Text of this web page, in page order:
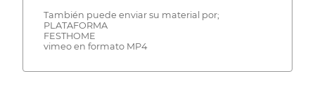
También puede enviar su material por;
PLATAFORMA
FESTHOME
vimeo en formato MP4